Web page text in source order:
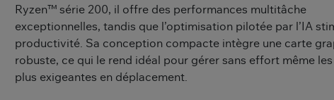
Ryzen™ série 200, il offre des performances multitâche
exceptionnelles, tandis que l’optimisation pilotée par l’IA
productivité. Sa conception compacte intègre une carte
robuste, ce qui le rend idéal pour gérer sans effort même
plus exigeantes en déplacement.